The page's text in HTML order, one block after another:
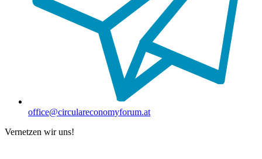
office@circulareconomyforum.at
Vernetzen wir uns!